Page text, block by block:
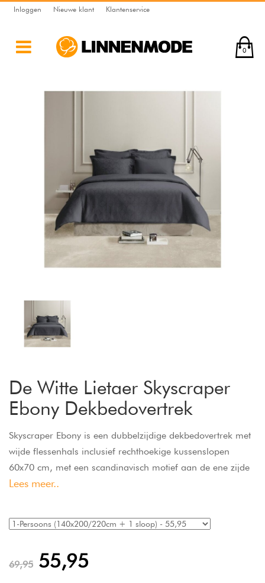
Inloggen Nieuwe klant Klantenservice
0
De Witte Lietaer Skyscraper
Ebony Dekbedovertrek
Skyscraper Ebony is een dubbelzijdige dekbedovertrek met
wijde flessenhals inclusief rechthoekige kussenslopen
60x70 cm, met een scandinavisch motief aan de ene zijde
en uni aan de andere zijde. Het dekbed en de
gebruikt. Jacquard bedlinnen in 100% katoen-satijn.
Lees meer..
69,95 55,95